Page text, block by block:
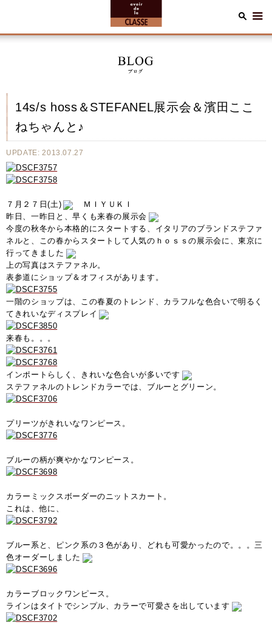
14s/s hoss＆STEFANEL展示会＆濱田ここ
ねちゃんと♪
UPDATE: 2013.07.27
７月２７日(土)
ＭＩＹＵＫＩ
昨日、一昨日と、早くも来春の展示会
今度の秋冬から本格的にスタートする、イタリアのブランドステファ
ネルと、この春からスタートして人気のｈｏｓｓの展示会に、東京に
行ってきました
上の写真はステファネル。
表参道にショップ＆オフィスがあります。
一階のショップは、この春夏のトレンド、カラフルな色合いで明るく
てきれいなディスプレイ
来春も。。。
インポートらしく、きれいな色合いが多いです
ステファネルのトレンドカラーでは、ブルーとグリーン。
プリーツがきれいなワンピース。
ブルーの柄が爽やかなワンピース。
カラーミックスボーダーのニットスカート。
これは、他に、
ブルー系と、ピンク系の３色があり、どれも可愛かったので。。。三
色オーダーしました
カラーブロックワンピース。
ラインはタイトでシンプル、カラーで可愛さを出しています